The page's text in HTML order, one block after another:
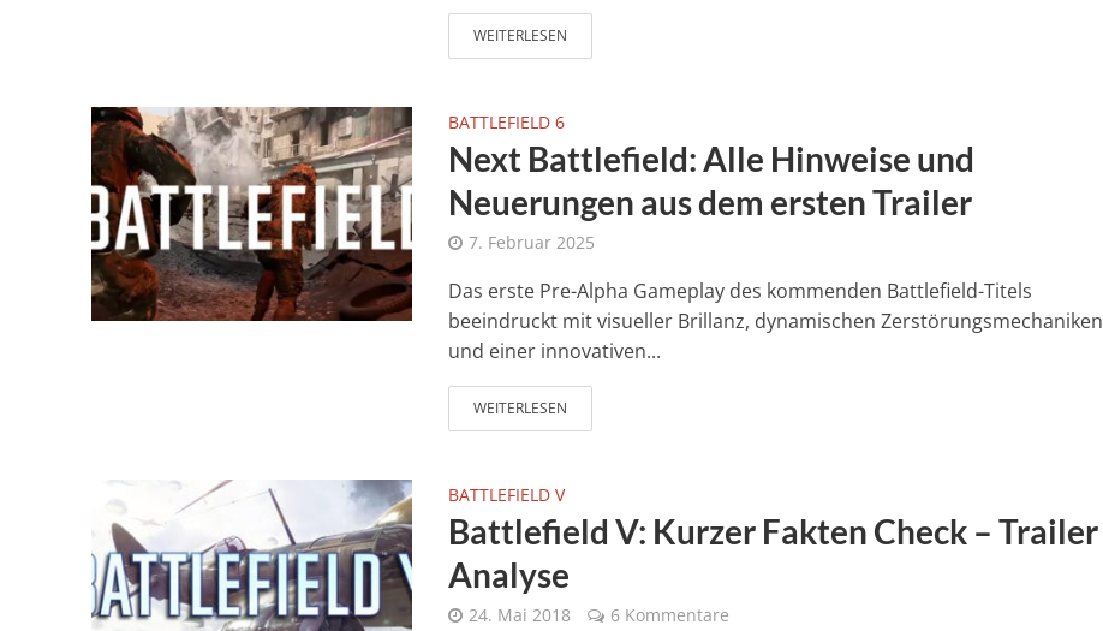
WEITERLESEN
BATTLEFIELD 6
Next Battlefield: Alle Hinweise und
Neuerungen aus dem ersten Trailer
7. Februar 2025
Das erste Pre-Alpha Gameplay des kommenden Battlefield-Titels
beeindruckt mit visueller Brillanz, dynamischen Zerstörungsmechaniken
und einer innovativen...
WEITERLESEN
BATTLEFIELD V
Battlefield V: Kurzer Fakten Check – Trailer
Analyse
24. Mai 2018 6 Kommentare